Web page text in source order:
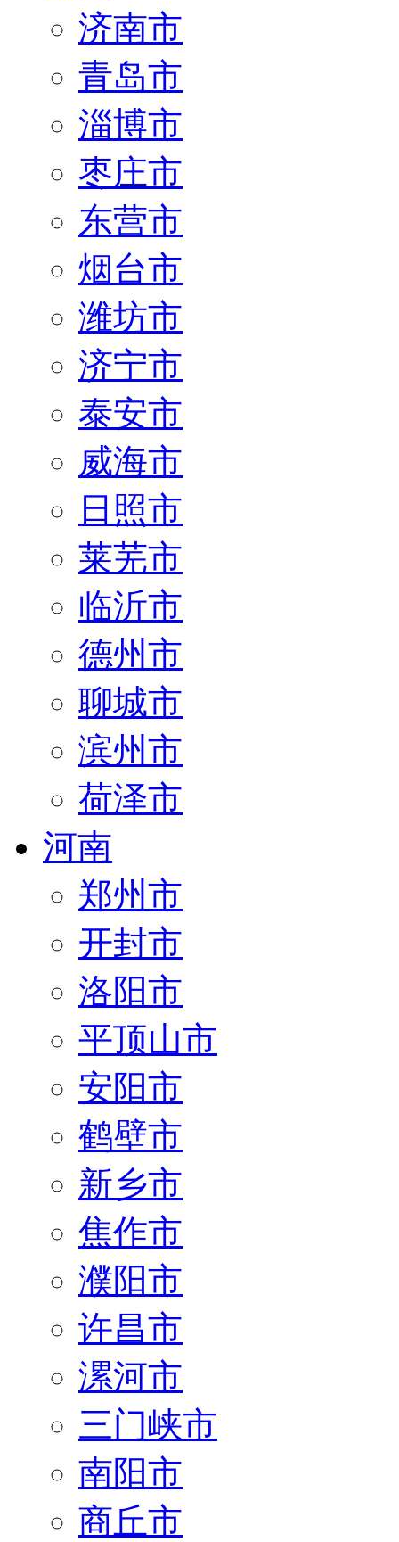
济南市
青岛市
淄博市
枣庄市
东营市
烟台市
潍坊市
济宁市
泰安市
威海市
日照市
莱芜市
临沂市
德州市
聊城市
滨州市
荷泽市
河南
郑州市
开封市
洛阳市
平顶山市
安阳市
鹤壁市
新乡市
焦作市
濮阳市
许昌市
漯河市
三门峡市
南阳市
商丘市